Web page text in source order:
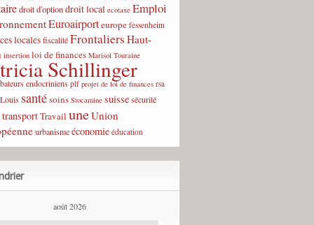
droit d'optiondroit local ecotaxe Emploi
Euroairporteurope fessenheim
localesfiscalitéFrontaliers Haut-
insertion loi de finances Marisol Touraine
Schillinger
endocriniensplf projet de loi de finances rsa
santésoins Stocamine suissesécurité
transportTravail uneUnion
urbanismeéconomie éducation
août 2026